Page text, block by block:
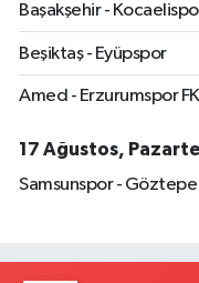
Başakşehir -
Beşiktaş - Eyüpspor
Amed - Erzurumspor FK
17 Ağustos,
Samsunspor - Göztepe